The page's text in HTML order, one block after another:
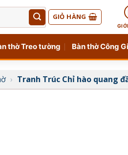
GIỎ HÀNG
thờ Treo tường Bàn thờ Công
› Tranh Trúc Chỉ hào quang